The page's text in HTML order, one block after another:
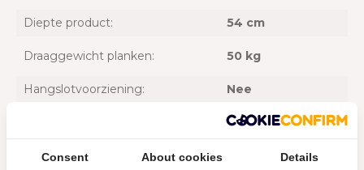
Diepte product: 54 cm
Draaggewicht planken: 50 kg
Hangslotvoorziening: Nee
Kunststof
UV-bestendig:
Consent About cookies Details